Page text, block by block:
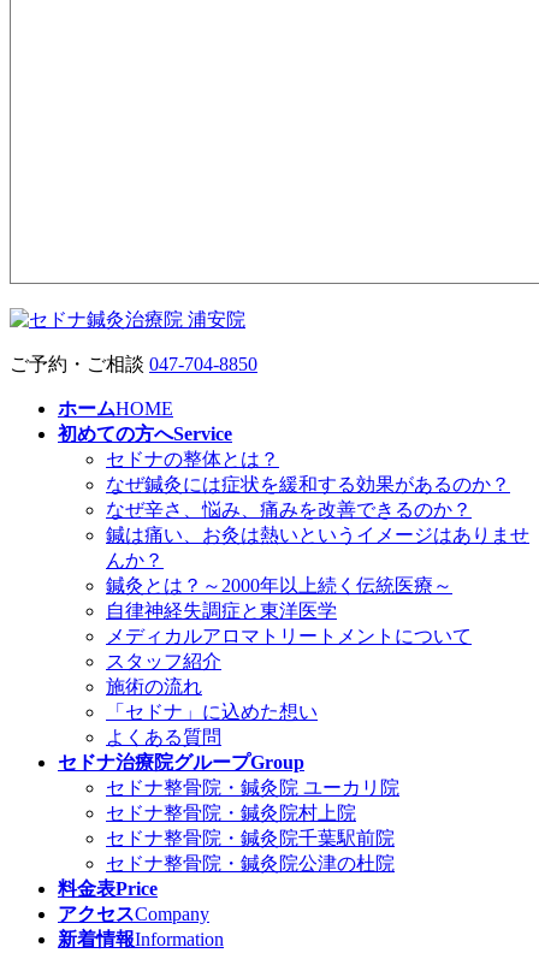
ご予約・ご相談 047-704-8850
ホームHOME
初めての方へService
セドナの整体とは？
なぜ鍼灸には症状を緩和する効果があるのか？
なぜ辛さ、悩み、痛みを改善できるのか？
鍼は痛い、お灸は熱いというイメージはありませ
んか？
鍼灸とは？～2000年以上続く伝統医療～
自律神経失調症と東洋医学
メディカルアロマトリートメントについて
スタッフ紹介
施術の流れ
「セドナ」に込めた想い
よくある質問
セドナ治療院グループGroup
セドナ整骨院・鍼灸院 ユーカリ院
セドナ整骨院・鍼灸院村上院
セドナ整骨院・鍼灸院千葉駅前院
セドナ整骨院・鍼灸院公津の杜院
料金表Price
アクセスCompany
新着情報Information